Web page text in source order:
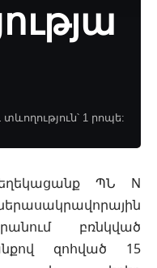
1 րոպե:
ՊՆ N
բռնկված
զոհված 15